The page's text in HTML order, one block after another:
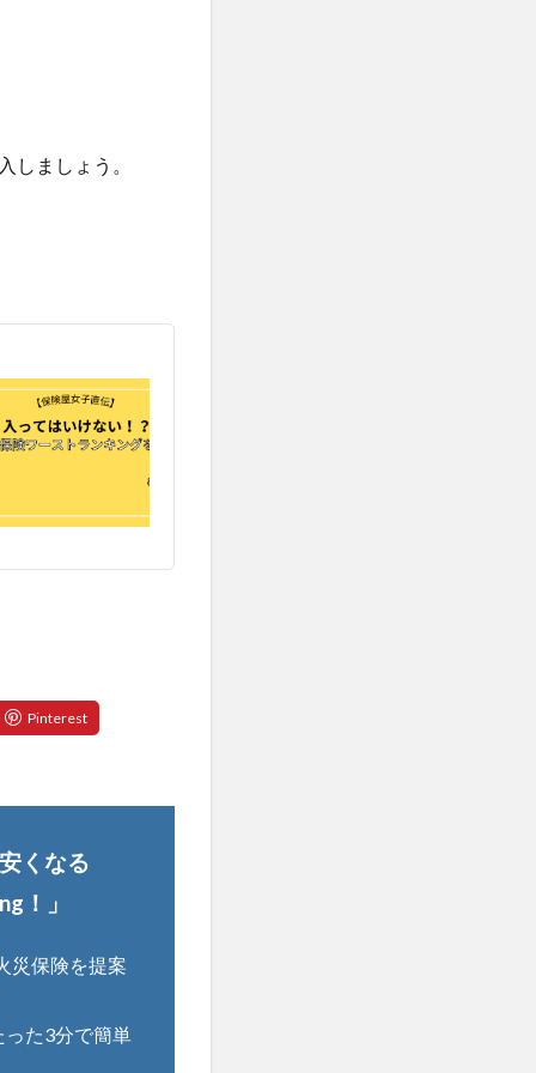
しましょう。
くなる
！」
災保険を提案
た3分で簡単